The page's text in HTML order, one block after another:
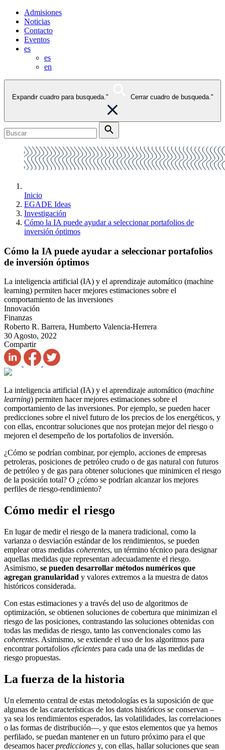
Admisiones
Noticias
Contacto
Eventos
es
es
en
Expandir cuadro para busqueda." Cerrar cuadro de busqueda."
Inicio
EGADE Ideas
Investigación
Cómo la IA puede ayudar a seleccionar portafolios de
inversión óptimos
Cómo la IA puede ayudar a seleccionar portafolios
de inversión óptimos
La inteligencia artificial (IA) y el aprendizaje automático (machine
learning) permiten hacer mejores estimaciones sobre el
comportamiento de las inversiones
Innovación
Finanzas
Roberto R. Barrera, Humberto Valencia-Herrera
30 Agosto, 2022
Compartir
La inteligencia artificial (IA) y el aprendizaje automático (machine
learning) permiten hacer mejores estimaciones sobre el
comportamiento de las inversiones. Por ejemplo, se pueden hacer
predicciones sobre el nivel futuro de los precios de los energéticos, y
con ellas, encontrar soluciones que nos protejan mejor del riesgo o
mejoren el desempeño de los portafolios de inversión.
¿Cómo se podrían combinar, por ejemplo, acciones de empresas
petroleras, posiciones de petróleo crudo o de gas natural con futuros
de petróleo y de gas para obtener soluciones que minimicen el riesgo
de la posición total? O ¿cómo se podrían alcanzar los mejores
perfiles de riesgo-rendimiento?
Cómo medir el riesgo
En lugar de medir el riesgo de la manera tradicional, como la
varianza o desviación estándar de los rendimientos, se pueden
emplear otras medidas coherentes, un término técnico para designar
aquellas medidas que representan adecuadamente el riesgo.
Asimismo, se pueden desarrollar métodos numéricos que
agregan granularidad y valores extremos a la muestra de datos
históricos considerada.
Con estas estimaciones y a través del uso de algoritmos de
optimización, se obtienen soluciones de cobertura que minimizan el
riesgo de las posiciones, contrastando las soluciones obtenidas con
todas las medidas de riesgo, tanto las convencionales como las
coherentes. Asimismo, se extiende el uso de los algoritmos para
encontrar portafolios eficientes para cada una de las medidas de
riesgo propuestas.
La fuerza de la historia
Un elemento central de estas metodologías es la suposición de que
algunas de las características de los datos históricos se conservan –
ya sea los rendimientos esperados, las volatilidades, las correlaciones
o las formas de distribución—, y que estos elementos que ya hemos
perfilado, se puedan mantener en un futuro próximo para el que
deseamos hacerpredicciones y, con ellas, hallar soluciones que sean